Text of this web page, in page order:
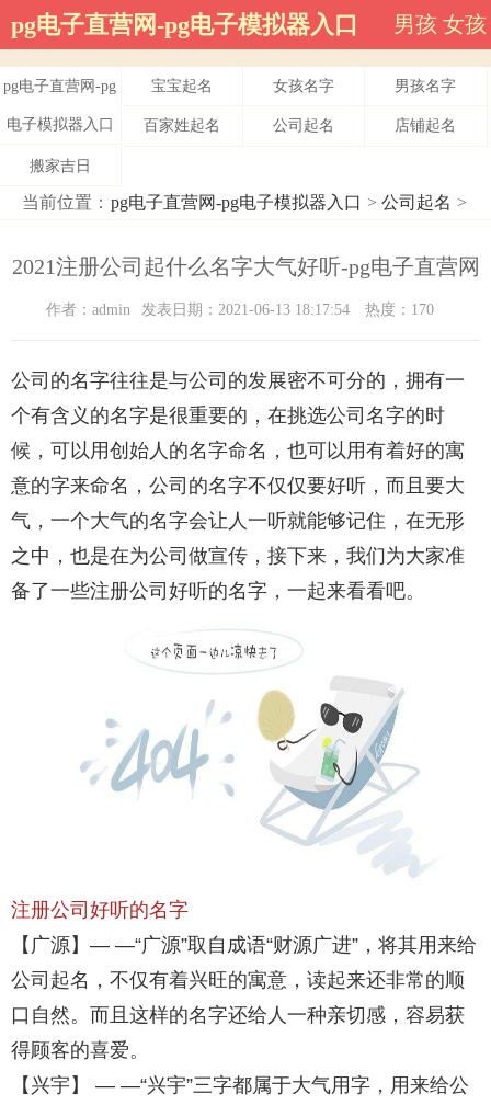
pg电子直营网-pg电子模拟器入口 男孩 女孩
pg电子直营网-pg
电子模拟器入口
宝宝起名 女孩名字 男孩名字
百家姓起名 公司起名 店铺起名
搬家吉日
当前位置： pg电子直营网-pg电子模拟器入口 > 公司起名 >
2021注册公司起什么名字大气好听-pg电子直营网
作者：admin 发表日期：2021-06-13 18:17:54 热度：170
公司的名字往往是与公司的发展密不可分的，拥有一
个有含义的名字是很重要的，在挑选公司名字的时
候，可以用创始人的名字命名，也可以用有着好的寓
意的字来命名，公司的名字不仅仅要好听，而且要大
气，一个大气的名字会让人一听就能够记住，在无形
之中，也是在为公司做宣传，接下来，我们为大家准
备了一些注册公司好听的名字，一起来看看吧。
注册公司好听的名字
【广源】— —“广源”取自成语“财源广进”，将其用来给
公司起名，不仅有着兴旺的寓意，读起来还非常的顺
口自然。而且这样的名字还给人一种亲切感，容易获
得顾客的喜爱。
【兴宇】 — —“兴宇”三字都属于大气用字，用来给公